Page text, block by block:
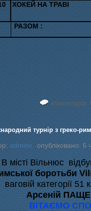
ХОКЕЙ НА ТРАВІ
РАЗОМ :
коментарів:
турнір з греко-
adminx опубліковано: 6
В місті Вільнюс
боротьби
ваговій категорії
Арсеній
ВІТАЄМО